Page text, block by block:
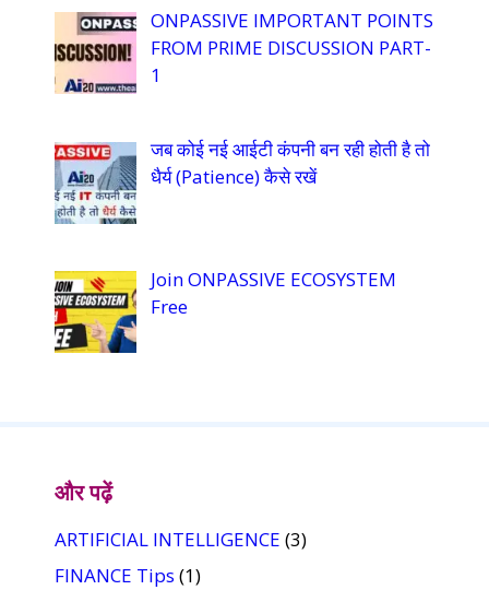
ONPASSIVE IMPORTANT POINTS
FROM PRIME DISCUSSION PART-
1
जब कोई नई आईटी कंपनी बन रही होती है तो
धैर्य (Patience) कैसे रखें
Join ONPASSIVE ECOSYSTEM
Free
और पढ़ें
ARTIFICIAL INTELLIGENCE (3)
FINANCE Tips (1)